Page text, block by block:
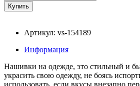
Артикул: vs-154189
Информация
Нашивки на одежде, это стильный и
украсить свою одежду, не боясь
использовать, если вкусы внезапно